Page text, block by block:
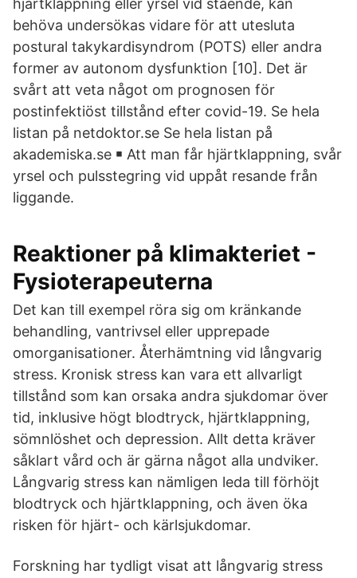
hjärtklappning eller yrsel vid stående, kan
behöva undersökas vidare för att utesluta
postural takykardisyndrom (POTS) eller andra
former av autonom dysfunktion [10]. Det är
svårt att veta något om prognosen för
postinfektiöst tillstånd efter covid-19. Se hela
listan på netdoktor.se Se hela listan på
akademiska.se ￭ Att man får hjärtklappning, svår
yrsel och pulsstegring vid uppåt resande från
liggande.
Reaktioner på klimakteriet -
Fysioterapeuterna
Det kan till exempel röra sig om kränkande
behandling, vantrivsel eller upprepade
omorganisationer. Återhämtning vid långvarig
stress. Kronisk stress kan vara ett allvarligt
tillstånd som kan orsaka andra sjukdomar över
tid, inklusive högt blodtryck, hjärtklappning,
sömnlöshet och depression. Allt detta kräver
såklart vård och är gärna något alla undviker.
Långvarig stress kan nämligen leda till förhöjt
blodtryck och hjärtklappning, och även öka
risken för hjärt- och kärlsjukdomar.
Forskning har tydligt visat att långvarig stress